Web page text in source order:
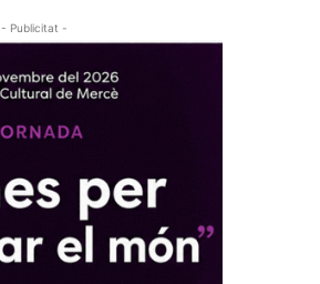
- Publicitat -